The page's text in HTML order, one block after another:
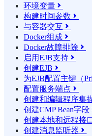
环境变量 
构建时间参数 
与容器交互 
Docker组成 
Docker故障排除 
启用EJB支持 
创建EJB 
为EJB配置主键（
配置服务端点 
创建和编辑程序集
创建CMP Bean字段
创建本地和远程接
创建消息监听器 